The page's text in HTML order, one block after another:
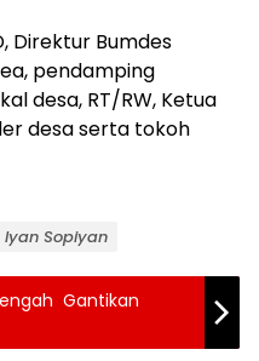
Direktur Bumdes
pendamping
desa, RT/RW, Ketua
desa serta tokoh
Iyan Sopiyan
Gantikan